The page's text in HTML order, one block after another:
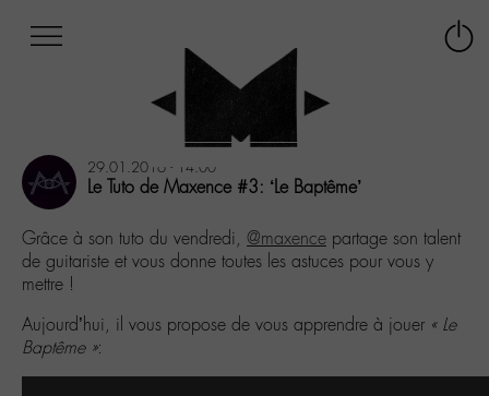
au
menu
Aller
contenu
Aller
à
la
recherche
29.01.2016 - 14:00
Le Tuto de Maxence #3: ‘Le Baptême’
Grâce à son tuto du vendredi, @maxence partage son talent
de guitariste et vous donne toutes les astuces pour vous y
mettre !
Aujourd’hui, il vous propose de vous apprendre à jouer « Le
Baptême »: